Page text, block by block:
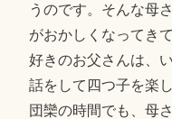
うのです。そんな母
がおかしくなってき
好きのお父さんは、
話をして四つ子を楽
団欒の時間でも、母